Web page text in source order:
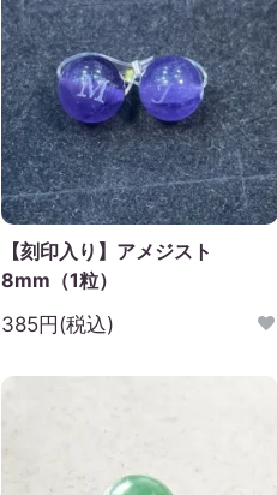
【刻印入り】アメジスト
8mm（1粒）
385円(税込)